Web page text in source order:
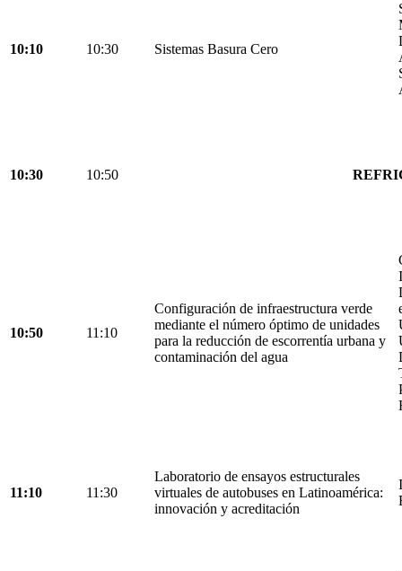
10:10 10:30 Sistemas Basura Cero
10:30 10:50
10:50 11:10
Configuración de infraestructura verde
mediante el número óptimo de unidades
para la reducción de escorrentía urbana y
contaminación del agua
11:10 11:30
Laboratorio de ensayos estructurales
virtuales de autobuses en Latinoamérica:
innovación y acreditación